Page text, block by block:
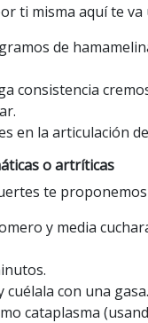
ti misma aquí te va
de
consistencia
en la articulación
o artríticas
te
y media
cuélala con una gasa.
cataplasma